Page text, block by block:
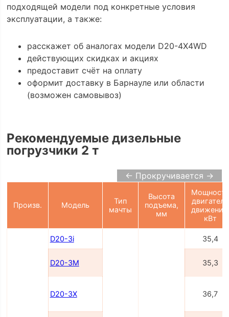
подходящей модели под конкретные условия
эксплуатации, а также:
расскажет об аналогах модели D20-4X4WD
действующих скидках и акциях
предоставит счёт на оплату
оформит доставку в Барнауле или области
(возможен самовывоз)
Рекомендуемые дизельные
погрузчики 2 т
← Прокручивается →
Произв. Модель
Тип
мачты
Высота
подъема,
мм
Мощность
двигателя
движения,
кВт
D20-3i 35,4
D20-3M 35,3
D20-3X 36,7